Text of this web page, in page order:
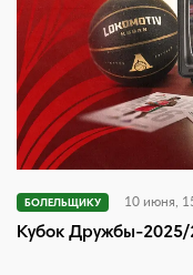
БОЛЕЛЬЩИКУ 10 июня,
Кубок Дружбы-